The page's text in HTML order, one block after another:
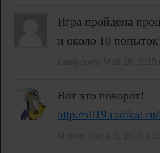
Игра пройдена
и около 10
Вот это поворот!
http://